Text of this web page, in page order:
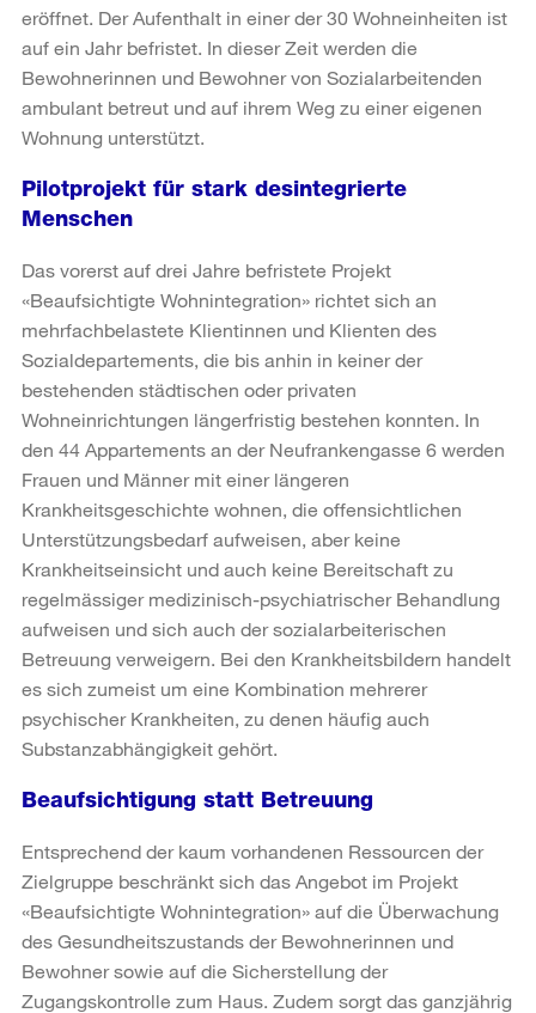
eröffnet. Der Aufenthalt in einer der 30 Wohneinheiten ist
auf ein Jahr befristet. In dieser Zeit werden die
Bewohnerinnen und Bewohner von Sozialarbeitenden
ambulant betreut und auf ihrem Weg zu einer eigenen
Wohnung unterstützt.
Pilotprojekt für stark desintegrierte
Menschen
Das vorerst auf drei Jahre befristete Projekt
«Beaufsichtigte Wohnintegration» richtet sich an
mehrfachbelastete Klientinnen und Klienten des
Sozialdepartements, die bis anhin in keiner der
bestehenden städtischen oder privaten
Wohneinrichtungen längerfristig bestehen konnten. In
den 44 Appartements an der Neufrankengasse 6 werden
Frauen und Männer mit einer längeren
Krankheitsgeschichte wohnen, die offensichtlichen
Unterstützungsbedarf aufweisen, aber keine
Krankheitseinsicht und auch keine Bereitschaft zu
regelmässiger medizinisch-psychiatrischer Behandlung
aufweisen und sich auch der sozialarbeiterischen
Betreuung verweigern. Bei den Krankheitsbildern handelt
es sich zumeist um eine Kombination mehrerer
psychischer Krankheiten, zu denen häufig auch
Substanzabhängigkeit gehört.
Beaufsichtigung statt Betreuung
Entsprechend der kaum vorhandenen Ressourcen der
Zielgruppe beschränkt sich das Angebot im Projekt
«Beaufsichtigte Wohnintegration» auf die Überwachung
des Gesundheitszustands der Bewohnerinnen und
Bewohner sowie auf die Sicherstellung der
Zugangskontrolle zum Haus. Zudem sorgt das ganzjährig